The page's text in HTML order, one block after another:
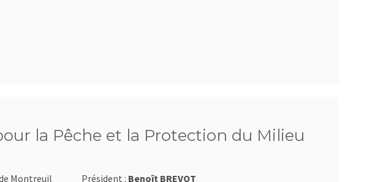
la Pêche et la Protection du Milieu
Montreuil Président : Benoît BREVOT